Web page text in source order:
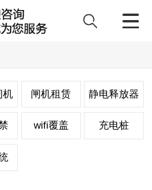
机 闸机租赁 静电释放器
wifi覆盖 充电桩